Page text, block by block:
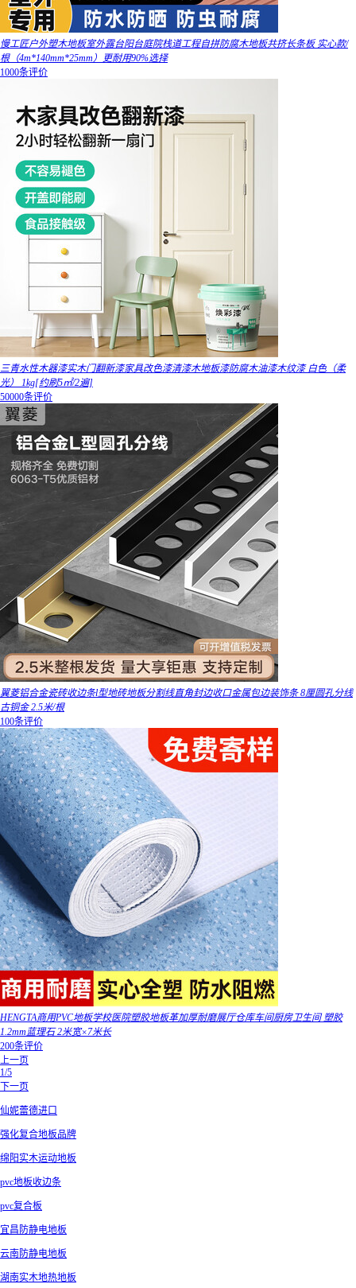
慢工匠户外塑木地板室外露台阳台庭院栈道工程自拼防腐木地板共挤长条板 实心款/
根（4m*140mm*25mm）更耐用90%选择
1000条评价
三青水性木器漆实木门翻新漆家具改色漆清漆木地板漆防腐木油漆木纹漆 白色（柔
光） 1kg[约刷5㎡/2遍]
50000条评价
翼菱铝合金瓷砖收边条l型地砖地板分割线直角封边收口金属包边装饰条 8厘圆孔分线
古铜金 2.5米/根
100条评价
HENGTA商用PVC地板学校医院塑胶地板革加厚耐磨展厅仓库车间厨房卫生间 塑胶
1.2mm蓝理石 2米宽×7米长
200条评价
上一页
1/5
下一页
仙妮蕾德进口
强化复合地板品牌
绵阳实木运动地板
pvc地板收边条
pvc复合板
宜昌防静电地板
云南防静电地板
湖南实木地热地板